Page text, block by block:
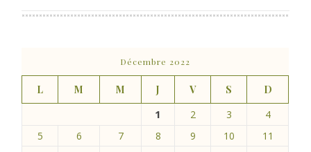
Décembre 2022
L M M J V S D
1 2 3
4
5
6 7 8 9 10
11